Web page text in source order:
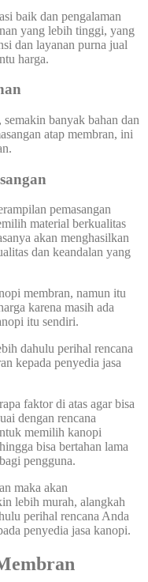
baik dan pengalaman
yang lebih tinggi, yang
dan layanan purna jual
harga.
banyak bahan dan
atap membran, ini
pemasangan
material berkualitas
akan menghasilkan
dan keandalan yang
membran, namun itu
karena masih ada
itu sendiri.
dahulu perihal rencana
kepada penyedia jasa
faktor di atas agar bisa
dengan rencana
memilih kanopi
bisa bertahan lama
pengguna.
maka akan
lebih murah, alangkah
perihal rencana Anda
penyedia jasa kanopi.